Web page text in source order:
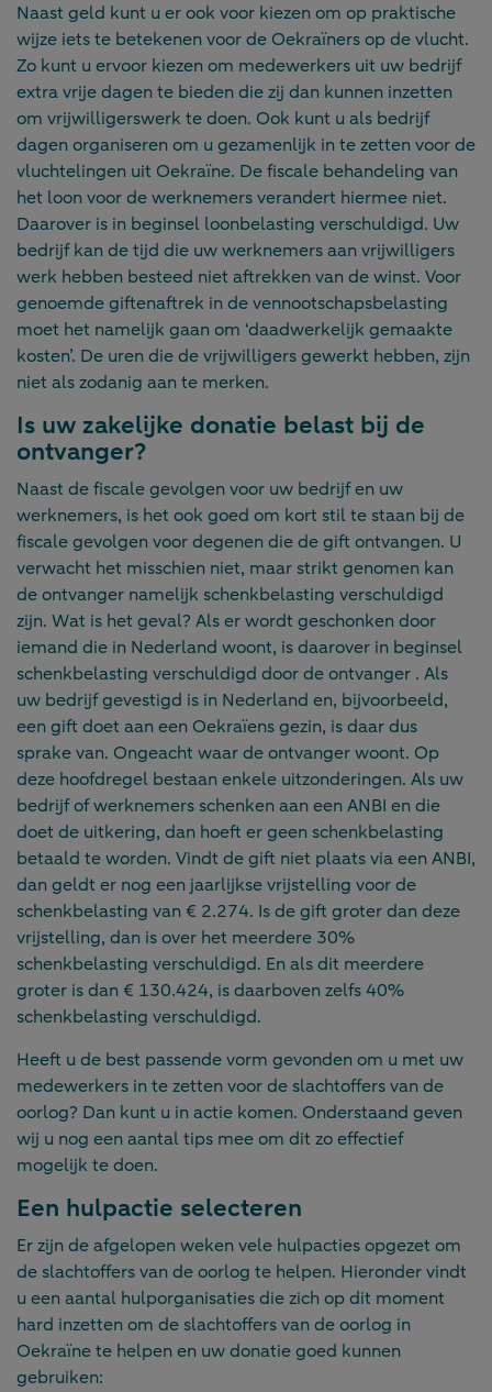
Naast geld kunt u er ook voor kiezen om op praktische
wijze iets te betekenen voor de Oekraïners op de vlucht.
Zo kunt u ervoor kiezen om medewerkers uit uw bedrijf
extra vrije dagen te bieden die zij dan kunnen inzetten
om vrijwilligerswerk te doen. Ook kunt u als bedrijf
dagen organiseren om u gezamenlijk in te zetten voor de
vluchtelingen uit Oekraïne. De fiscale behandeling van
het loon voor de werknemers verandert hiermee niet.
Daarover is in beginsel loonbelasting verschuldigd. Uw
bedrijf kan de tijd die uw werknemers aan vrijwilligers
werk hebben besteed niet aftrekken van de winst. Voor
genoemde giftenaftrek in de vennootschapsbelasting
moet het namelijk gaan om ‘daadwerkelijk gemaakte
kosten’. De uren die de vrijwilligers gewerkt hebben, zijn
niet als zodanig aan te merken.
Is uw zakelijke donatie belast bij de
ontvanger?
Naast de fiscale gevolgen voor uw bedrijf en uw
werknemers, is het ook goed om kort stil te staan bij de
fiscale gevolgen voor degenen die de gift ontvangen. U
verwacht het misschien niet, maar strikt genomen kan
de ontvanger namelijk schenkbelasting verschuldigd
zijn. Wat is het geval? Als er wordt geschonken door
iemand die in Nederland woont, is daarover in beginsel
schenkbelasting verschuldigd door de ontvanger . Als
uw bedrijf gevestigd is in Nederland en, bijvoorbeeld,
een gift doet aan een Oekraïens gezin, is daar dus
sprake van. Ongeacht waar de ontvanger woont. Op
deze hoofdregel bestaan enkele uitzonderingen. Als uw
bedrijf of werknemers schenken aan een ANBI en die
doet de uitkering, dan hoeft er geen schenkbelasting
betaald te worden. Vindt de gift niet plaats via een ANBI,
dan geldt er nog een jaarlijkse vrijstelling voor de
schenkbelasting van € 2.274. Is de gift groter dan deze
vrijstelling, dan is over het meerdere 30%
schenkbelasting verschuldigd. En als dit meerdere
groter is dan € 130.424, is daarboven zelfs 40%
schenkbelasting verschuldigd.
Heeft u de best passende vorm gevonden om u met uw
medewerkers in te zetten voor de slachtoffers van de
oorlog? Dan kunt u in actie komen. Onderstaand geven
wij u nog een aantal tips mee om dit zo effectief
mogelijk te doen.
Een hulpactie selecteren
Er zijn de afgelopen weken vele hulpacties opgezet om
de slachtoffers van de oorlog te helpen. Hieronder vindt
u een aantal hulporganisaties die zich op dit moment
hard inzetten om de slachtoffers van de oorlog in
Oekraïne te helpen en uw donatie goed kunnen
gebruiken: